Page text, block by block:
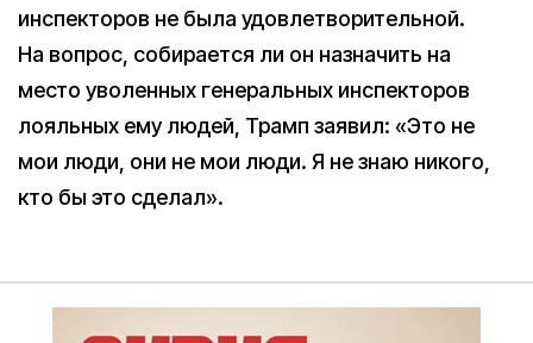
инспекторов не была удовлетворительной.
На вопрос, собирается ли он назначить на
место уволенных генеральных инспекторов
лояльных ему людей, Трамп заявил: «Это не
мои люди, они не мои люди. Я не знаю никого,
кто бы это сделал».